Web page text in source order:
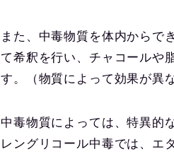
また、中毒物質を体内からで
て希釈を行い、チャコールや
す。（物質によって効果が異
中毒物質によっては、特異的
レングリコール中毒では、エ